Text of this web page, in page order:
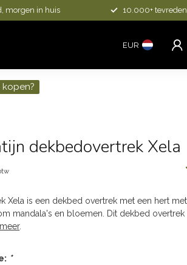
morgen in huis 10.000+
EUR
dekbedovertrek Xela
Xela is een dekbed overtrek met een hert
mandala's en bloemen. Dit dekbed overtrek
meer.
*